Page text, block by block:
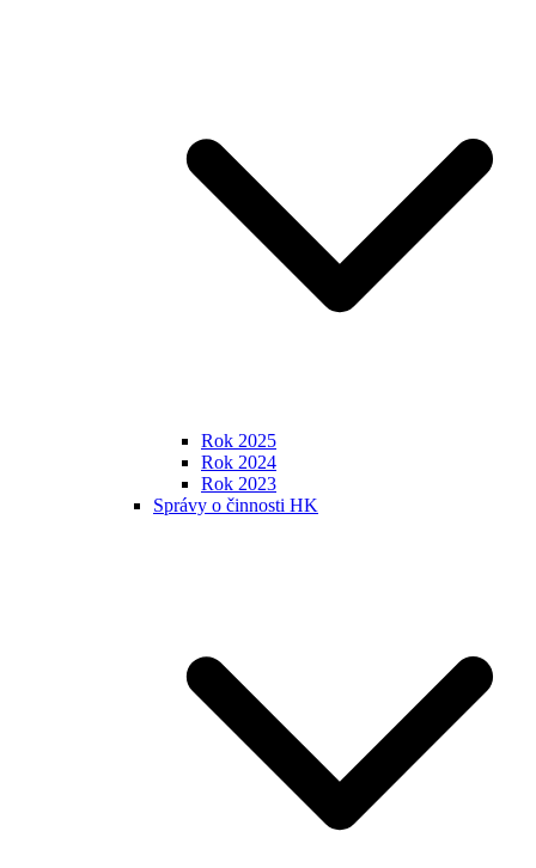
Rok 2025
Rok 2024
Rok 2023
Správy o činnosti HK